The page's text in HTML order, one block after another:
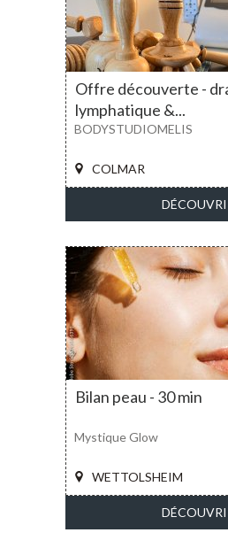
Offre découverte -
lymphatique &...
COLMAR
BODYSTUDIOMELIS
Bilan peau - 30 min
WETTOLSHEIM
Mystique Glow